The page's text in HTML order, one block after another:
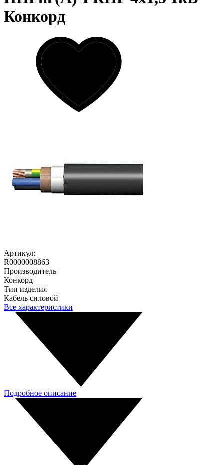
Конкорд
Артикул:
R0000008863
Производитель
Конкорд
Тип изделия
Кабель силовой
Все характеристики
Подробное описание